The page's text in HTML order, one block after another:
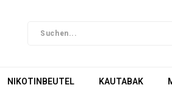
NIKOTINBEUTEL KAUTABAK